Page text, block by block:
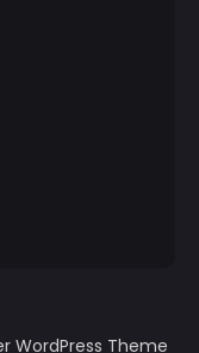
WordPress Theme